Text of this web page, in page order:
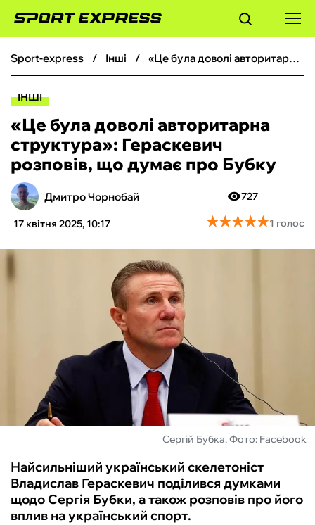
ФУТБОЛ
БОКС
ХОКЕЙ
ТЕНІС
БУКМЕКЕРИ
sport-express інші «Це була доволі авторитарна структура»: Гераскевич розповів, що думає про Бубку
ІНШІ
«Це була доволі авторитарна
структура»: Гераскевич
розповів, що думає про Бубку
Дмитро Чорнобай
17 квітня 2025, 10:17
727
★★★★★
★★★★★1 голос
Сергій Бубка. Фото: Facebook
Найсильніший український скелетоніст
Владислав Гераскевич поділився думками
щодо Сергія Бубки, а також розповів про його
вплив на український спорт.